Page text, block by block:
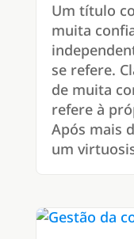
Um título
muita
se refere.
de muita
refere à
Após mais
um